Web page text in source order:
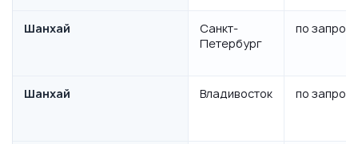
Шанхай
Санкт-
Петербург
по запросу
Шанхай Владивосток по запросу